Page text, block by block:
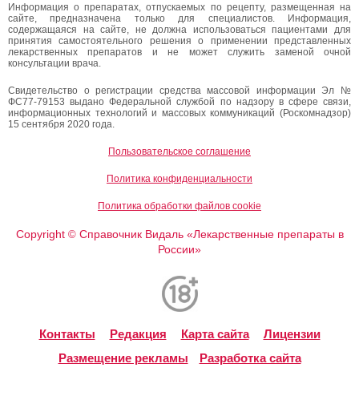
Информация о препаратах, отпускаемых по рецепту, размещенная на
сайте, предназначена только для специалистов. Информация,
содержащаяся на сайте, не должна использоваться пациентами для
принятия самостоятельного решения о применении представленных
лекарственных препаратов и не может служить заменой очной
консультации врача.
Свидетельство о регистрации средства массовой информации Эл №
ФС77-79153 выдано Федеральной службой по надзору в сфере связи,
информационных технологий и массовых коммуникаций (Роскомнадзор)
15 сентября 2020 года.
Пользовательское соглашение
Политика конфиденциальности
Политика обработки файлов cookie
Copyright ©Справочник Видаль «Лекарственные препараты в
России»
Контакты Редакция Карта сайта
Лицензии
Размещение рекламы
Разработка сайта